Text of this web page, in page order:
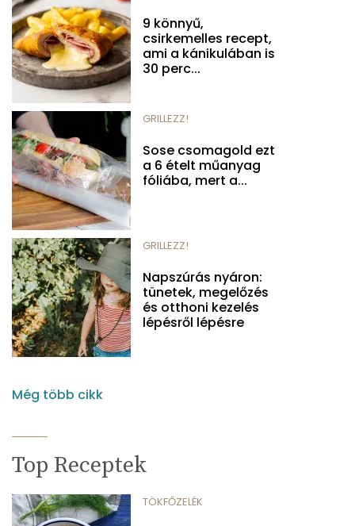
9 könnyű,
csirkemelles recept,
ami a kánikulában is
30 perc...
GRILLEZZ!
Sose csomagold ezt
a 6 ételt műanyag
fóliába, mert a...
GRILLEZZ!
Napszúrás nyáron:
tünetek, megelőzés
és otthoni kezelés
lépésről lépésre
Még több cikk
Top Receptek
TÖKFŐZELÉK